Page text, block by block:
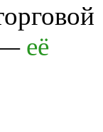
— её